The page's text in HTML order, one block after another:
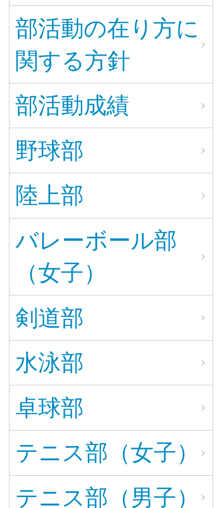
部活動の在り方に
関する方針
部活動成績
野球部
陸上部
バレーボール部
（女子）
剣道部
水泳部
卓球部
テニス部（女子）
テニス部（男子）